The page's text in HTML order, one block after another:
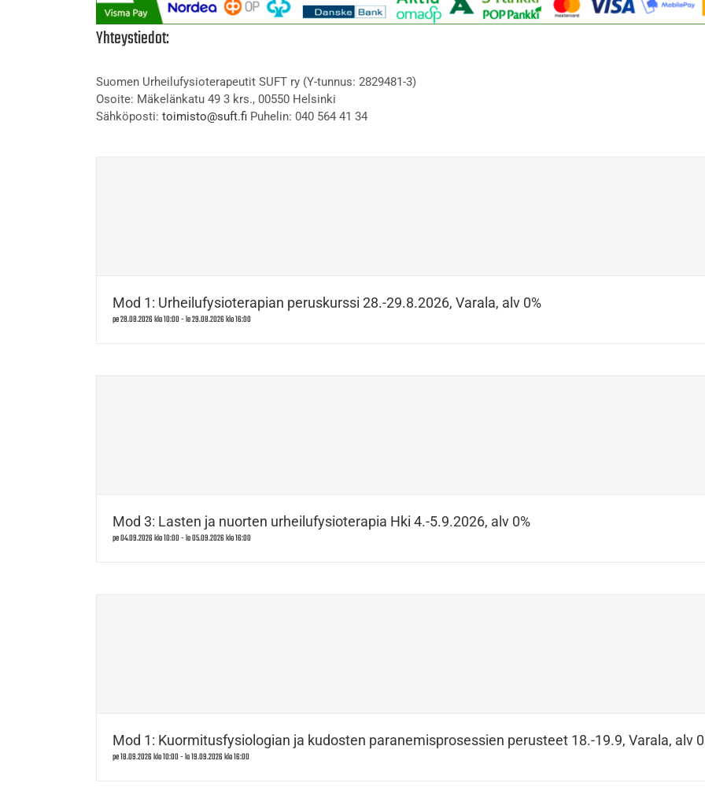
Yhteystiedot:
Suomen Urheilufysioterapeutit SUFT ry (Y-tunnus: 2829481-3)
Osoite: Mäkelänkatu 49 3 krs., 00550 Helsinki
Sähköposti: toimisto@suft.fi Puhelin: 040 564 41 34
Mod 1: Urheilufysioterapian peruskurssi 28.-29.8.2026, Varala, alv 0%
pe 28.08.2026 klo 10:00-la 29.08.2026 klo 16:00
Mod 3: Lasten ja nuorten urheilufysioterapia Hki 4.-5.9.2026, alv 0%
pe 04.09.2026 klo 10:00-la 05.09.2026 klo 16:00
Mod 1: Kuormitusfysiologian ja kudosten paranemisprosessien perusteet 18.-19.9, Varala, alv
pe 18.09.2026 klo 10:00-la 19.09.2026 klo 16:00